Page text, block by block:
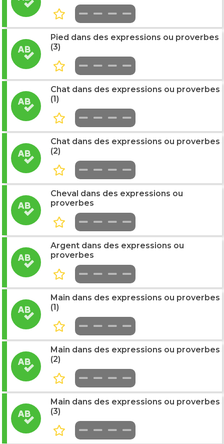
Pied dans des expressions ou proverbes
(3)
Chat dans des expressions ou proverbes
(1)
Chat dans des expressions ou proverbes
(2)
Cheval dans des expressions ou
proverbes
Argent dans des expressions ou
proverbes
Main dans des expressions ou proverbes
(1)
Main dans des expressions ou proverbes
(2)
Main dans des expressions ou proverbes
(3)